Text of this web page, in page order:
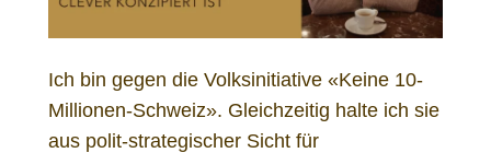
Ich bin gegen die Volksinitiative «Keine 10-
Millionen-Schweiz». Gleichzeitig halte ich sie
aus polit-strategischer Sicht für